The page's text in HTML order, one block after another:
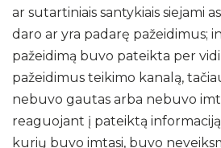
ar sutartiniais santykiais siejami
daro ar yra padarę pažeidimus;
pažeidimą buvo pateikta per
pažeidimus teikimo kanalą,
nebuvo gautas arba nebuvo
reaguojant į pateiktą
kurių buvo imtasi, buvo